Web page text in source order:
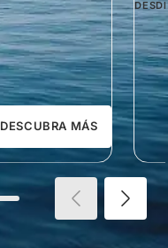
DESCUBRA MÁS